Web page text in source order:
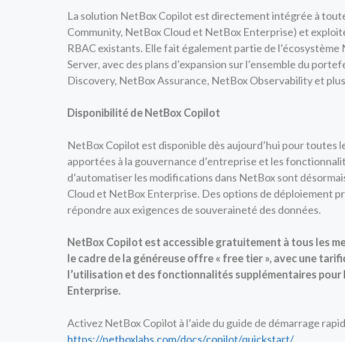
La solution NetBox Copilot est directement intégrée à
Community, NetBox Cloud et NetBox Enterprise) et
RBAC existants. Elle fait également partie de
Server, avec des plans d’expansion sur l’ensemble du
Discovery, NetBox Assurance, NetBox Observability et
Disponibilité de NetBox Copilot
NetBox Copilot est disponible dès aujourd’hui pour toutes
apportées à la gouvernance d’entreprise et les
d’automatiser les modifications dans NetBox sont
Cloud et NetBox Enterprise. Des options de déploiement
répondre aux exigences de souveraineté des données.
NetBox Copilot est accessible gratuitement à tous les
le cadre de la généreuse offre « free tier », avec une
l’utilisation et des fonctionnalités supplémentaires
Enterprise.
Activez NetBox Copilot à l’aide du guide de démarrage
https://netboxlabs.com/docs/copilot/quickstart/